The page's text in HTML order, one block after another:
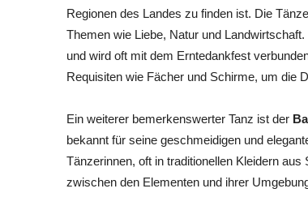
Regionen des Landes zu finden ist. Die
Themen wie Liebe, Natur und
und wird oft mit dem Erntedankfest
Requisiten wie Fächer und Schirme, um die
Ein weiterer bemerkenswerter Tanz ist der
bekannt für seine geschmeidigen und
Tänzerinnen, oft in traditionellen Kleidern
zwischen den Elementen und ihrer